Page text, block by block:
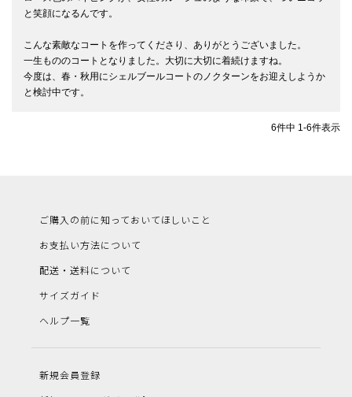
と笑顔になるんです。
こんな素敵なコートを作ってくださり、ありがとうございました。
一生もののコートとなりました。大切に大切に着続けますね。
今度は、春・秋用にシェルブールコートのノクターンをお迎えしようか
と検討中です。
6件中 1-6件表示
ご購入の前に知っておいてほしいこと
お支払い方法について
配送・送料について
サイズガイド
ヘルプ一覧
新規会員登録